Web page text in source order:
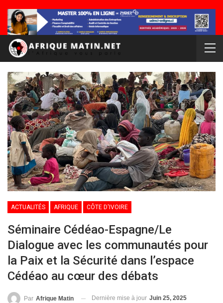
ACTUALITÉS AFRIQUE CÔTE D'IVOIRE
Séminaire Cédéao-Espagne/Le
Dialogue avec les communautés pour
la Paix et la Sécurité dans l’espace
Cédéao au cœur des débats
Par Afrique Matin Dernière mise à jour Juin 25, 2025